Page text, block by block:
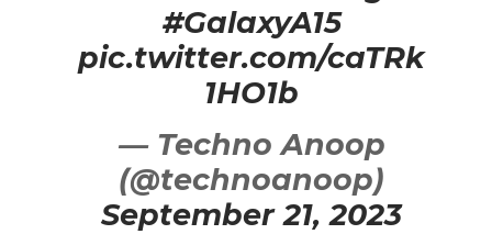
#GalaxyA15
pic.twitter.com/caTRk
1HO1b
— Techno Anoop
(@technoanoop)
September 21, 2023